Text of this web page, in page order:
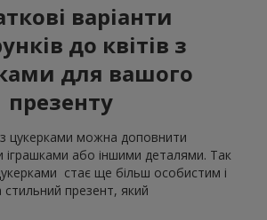
варіанти
до квітів з
для вашого
презенту
цукерками можна доповнити
іграшками або іншими деталями. Так
стає ще більш особистим і
презент, який